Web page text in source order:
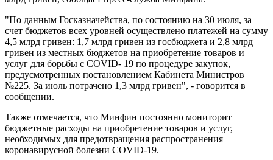
"По данным Госказначейства, по состоянию на 30 июля, за
счет бюджетов всех уровней осуществлено платежей на сумму
4,5 млрд гривен: 1,7 млрд гривен из госбюджета и 2,8 млрд
гривен из местных бюджетов на приобретение товаров и
услуг для борьбы с COVID- 19 по процедуре закупок,
предусмотренных постановлением Кабинета Министров
№225. За июль потрачено 1,3 млрд гривен", - говорится в
сообщении.
Также отмечается, что Минфин постоянно мониторит
бюджетные расходы на приобретение товаров и услуг,
необходимых для предотвращения распространения
коронавирусной болезни COVID-19.